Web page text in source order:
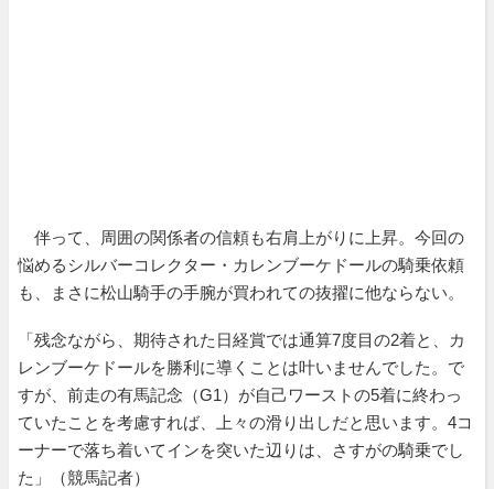
伴って、周囲の関係者の信頼も右肩上がりに上昇。今回の
悩めるシルバーコレクター・カレンブーケドールの騎乗依頼
も、まさに松山騎手の手腕が買われての抜擢に他ならない。
「残念ながら、期待された日経賞では通算7度目の2着と、カ
レンブーケドールを勝利に導くことは叶いませんでした。で
すが、前走の有馬記念（G1）が自己ワーストの5着に終わっ
ていたことを考慮すれば、上々の滑り出しだと思います。4コ
ーナーで落ち着いてインを突いた辺りは、さすがの騎乗でし
た」（競馬記者）